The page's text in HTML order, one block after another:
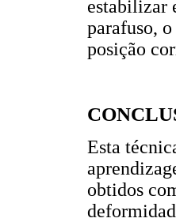
estabilizar
parafuso,
posição
Esta
obtidos